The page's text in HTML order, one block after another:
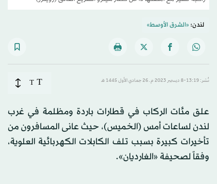
لندن:«الشرق الأوسط»
نُشر: 13:19-8 ديسمبر 2023 م ـ 26 جمادي الأول 1445 هـ T
T
علق مئات الركاب في قطارات باردة ومظلمة في غرب
لندن لساعات أمس (الخميس)، حيث عانى المسافرون من
تأخيرات كبيرة بسبب تلف الكابلات الكهربائية العلوية،
وفقاً لصحيفة «الغارديان».